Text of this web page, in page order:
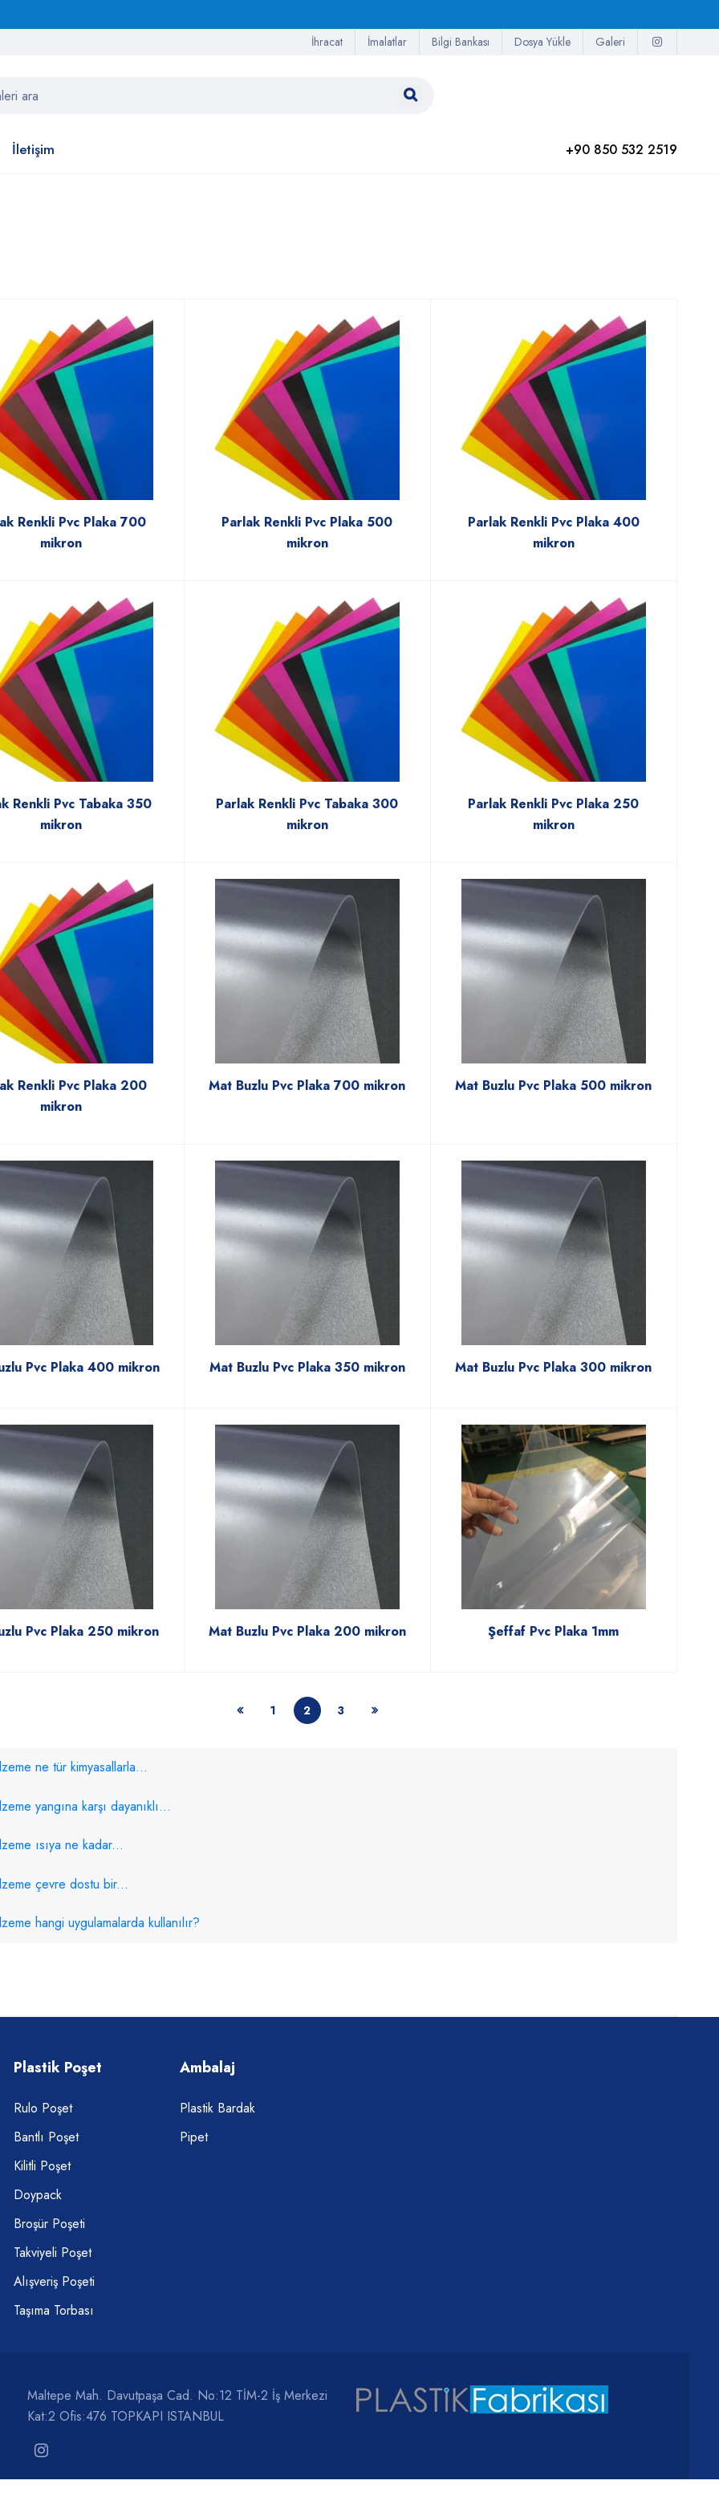
İhracat İmalatlar Bilgi Bankası Dosya Yükle Galeri
İletişim +90 850 532 2519
Renkli Pvc Plaka 700
mikron
Parlak Renkli Pvc Plaka 500
mikron
Parlak Renkli Pvc Plaka 400
mikron
Renkli Pvc Tabaka 350
mikron
Parlak Renkli Pvc Tabaka 300
mikron
Parlak Renkli Pvc Plaka 250
mikron
Renkli Pvc Plaka 200
mikron
Mat Buzlu Pvc Plaka 700 mikron Mat Buzlu Pvc Plaka 500 mikron
Pvc Plaka 400 mikron Mat Buzlu Pvc Plaka 350 mikron Mat Buzlu Pvc Plaka 300 mikron
Pvc Plaka 250 mikron Mat Buzlu Pvc Plaka 200 mikron Şeffaf Pvc Plaka 1mm
1 2 3
ne tür kimyasallarla...
yangına karşı dayanıklı...
ısıya ne kadar...
çevre dostu bir...
hangi uygulamalarda kullanılır?
Plastik Poşet
Rulo Poşet
Bantlı Poşet
Kilitli Poşet
Doypack
Broşür Poşeti
Takviyeli Poşet
Alışveriş Poşeti
Taşıma Torbası
Ambalaj
Plastik Bardak
Pipet
Maltepe Mah. Davutpaşa Cad. No:12 TİM-2 İş Merkezi
Kat:2 Ofis:476 TOPKAPI ISTANBUL